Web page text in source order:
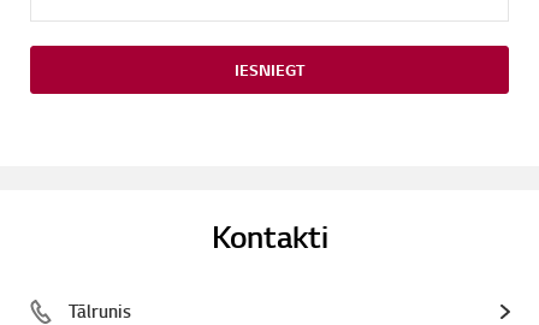
IESNIEGT
Kontakti
Tālrunis